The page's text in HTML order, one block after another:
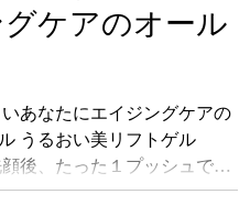
ケアのオール
あなたにエイジングケアの
うるおい美リフトゲル
後、たった１プッシュでふ
インワン。 これ１本で化粧